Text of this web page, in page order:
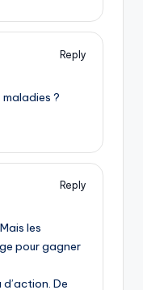
Reply
maladies ?
Reply
les
pour gagner
De